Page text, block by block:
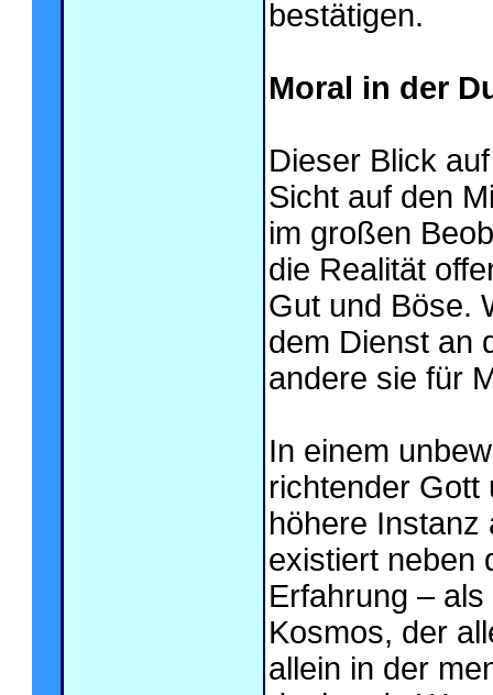
bestätigen.
Moral in der
Dieser Blick
Sicht auf den
im großen
die Realität
Gut und Böse.
dem Dienst an
andere sie für
In einem
richtender Gott
höhere Instanz
existiert neben
Erfahrung –
Kosmos, der
allein in der